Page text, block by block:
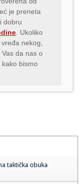
je preneta
dobru
. Ukoliko
nekog,
da nas o
bismo
taktička obuka